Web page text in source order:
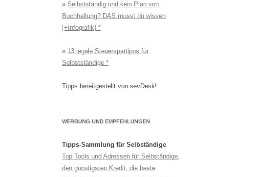
» Selbstständig und kein Plan von
Buchhaltung? DAS musst du wissen
[+Infografik]
» 13 legale Steuerspartipps für
Selbstständige
Tipps bereitgestellt von sevDesk!
WERBUNG UND EMPFEHLUNGEN
Tipps-Sammlung für Selbständige
Top Tools und Adressen für Selbständige,
den günstigsten Kredit, die beste